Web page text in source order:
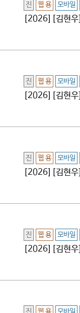
진 웹 용 모바일
[2026][김현
진 웹 용 모바일
[2026][김현
진 웹 용 모바일
[2026][김현우
진 웹 용 모바일
[2026][김현우